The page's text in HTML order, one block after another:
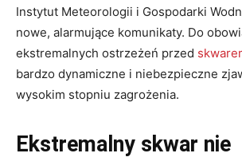
Instytut Meteorologii i Gospodarki
nowe, alarmujące komunikaty. Do
ekstremalnych ostrzeżeń przed
bardzo dynamiczne i niebezpieczne
wysokim stopniu zagrożenia.
Ekstremalny skwar nie